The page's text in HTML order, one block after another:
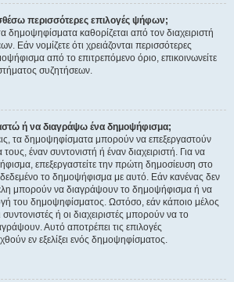
περισσότερες επιλογές ψήφων;
δημοψηφίσματα καθορίζεται από τον διαχειριστή
Εάν νομίζετε ότι χρειάζονται περισσότερες
από το επιτρεπόμενο όριο, επικοινωνείτε
συζητήσεων.
ή να διαγράψω ένα δημοψήφισμα;
τα δημοψηφίσματα μπορούν να επεξεργαστούν
έναν συντονιστή ή έναν διαχειριστή. Για να
επεξεργαστείτε την πρώτη δημοσίευση στο
το δημοψήφισμα με αυτό. Εάν κανένας δεν
μπορούν να διαγράψουν το δημοψήφισμα ή να
του δημοψηφίσματος. Ωστόσο, εάν κάποιο μέλος
ή οι διαχειριστές μπορούν να το
Αυτό αποτρέπει τις επιλογές
εν εξελίξει ενός δημοψηφίσματος.